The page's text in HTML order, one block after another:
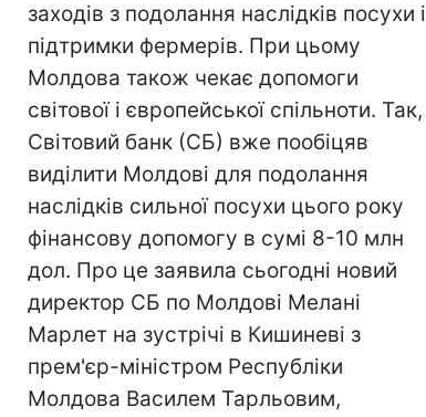
заходів з подолання наслідків посухи і
підтримки фермерів. При цьому
Молдова також чекає допомоги
світової і європейської спільноти. Так,
Світовий банк (СБ) вже пообіцяв
виділити Молдові для подолання
наслідків сильної посухи цього року
фінансову допомогу в сумі 8-10 млн
дол. Про це заявила сьогодні новий
директор СБ по Молдові Мелані
Марлет на зустрічі в Кишиневі з
прем'єр-міністром Республіки
Молдова Василем Тарльовим,